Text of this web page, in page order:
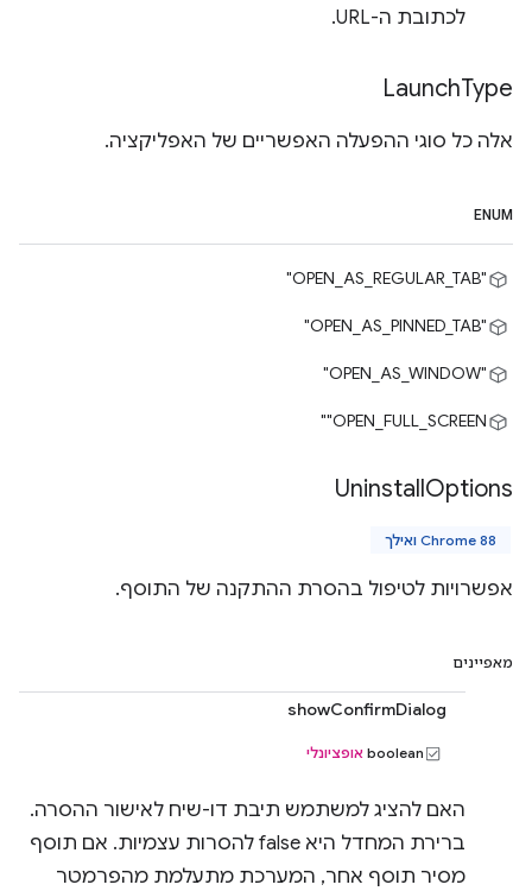
לכתובת ה-URL.
LaunchType
אלה כל סוגי ההפעלה האפשריים של האפליקציה.
ENUM
"OPEN_AS_REGULAR_TAB"
"OPEN_AS_PINNED_TAB"
"OPEN_AS_WINDOW"
‎"OPEN_FULL_SCREEN"
UninstallOptions
Chrome 88 ואילך
אפשרויות לטיפול בהסרת ההתקנה של התוסף.
מאפיינים
showConfirmDialog
‫boolean אופציונלי
האם להציג למשתמש תיבת דו-שיח לאישור ההסרה.
ברירת המחדל היא false להסרות עצמיות. אם תוסף
מסיר תוסף אחר, המערכת מתעלמת מהפרמטר